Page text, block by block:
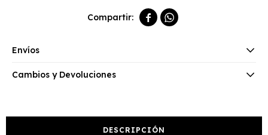
 
Envíos
Cambios y Devoluciones
DESCRIPCIÓN